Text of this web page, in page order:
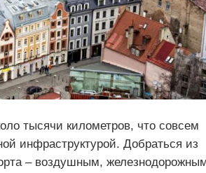
тысячи километров, что совсем
инфраструктурой. Добраться из
– воздушным,